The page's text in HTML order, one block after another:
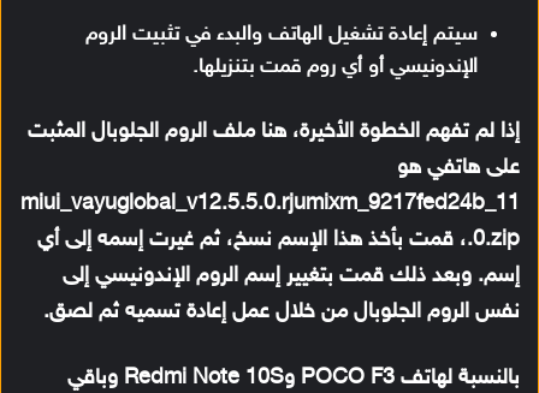
سيتم إعادة تشغيل الهاتف والبدء في تثبيت الروم
الإندونيسي أو أي روم قمت بتنزيلها.
إذا لم تفهم الخطوة الأخيرة، هنا ملف الروم الجلوبال المثبت
على هاتفي هو
miui_vayuglobal_v12.5.5.0.rjumixm_9217fed24b_11
.0.zip، قمت بأخذ هذا الإسم نسخ، ثم غيرت إسمه إلى أي
إسم. وبعد ذلك قمت بتغيير إسم الروم الإندونيسي إلى
نفس الروم الجلوبال من خلال عمل إعادة تسميه ثم لصق.
بالنسبة لهاتف POCO F3 وRedmi Note 10S وباقي